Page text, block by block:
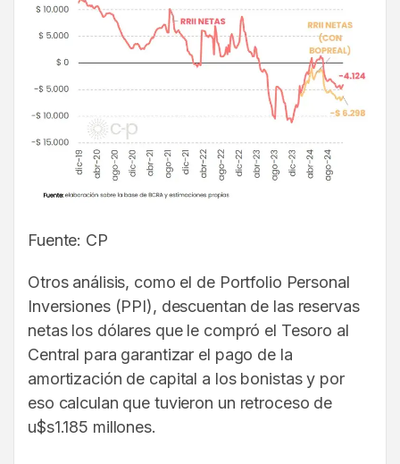
Fuente: CP
Otros análisis, como el de Portfolio Personal
Inversiones (PPI), descuentan de las reservas
netas los dólares que le compró el Tesoro al
Central para garantizar el pago de la
amortización de capital a los bonistas y por
eso calculan que tuvieron un retroceso de
u$s1.185 millones.